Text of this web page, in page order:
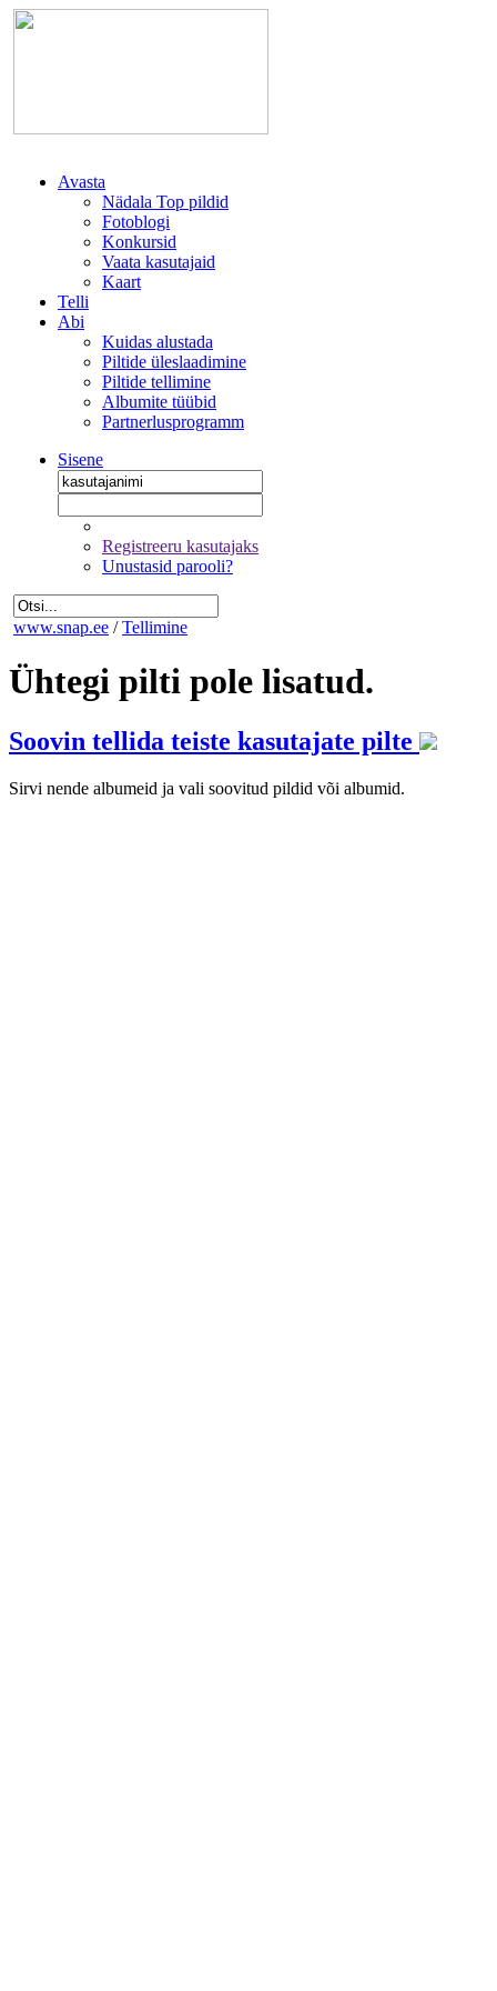
Avasta
Nädala Top pildid
Fotoblogi
Konkursid
Vaata kasutajaid
Kaart
Telli
Abi
Kuidas alustada
Piltide üleslaadimine
Piltide tellimine
Albumite tüübid
Partnerlusprogramm
Sisene
Registreeru kasutajaks
Unustasid parooli?
www.snap.ee / Tellimine
Ühtegi pilti pole lisatud.
Soovin tellida teiste kasutajate pilte
Sirvi nende albumeid ja vali soovitud pildid või albumid.